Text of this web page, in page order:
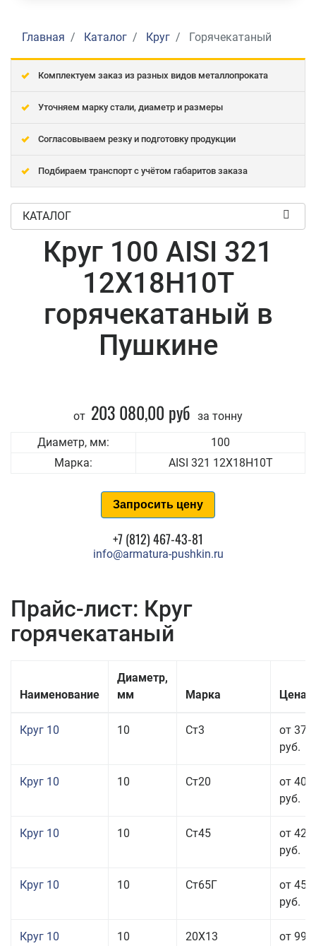
Главная Каталог Круг Горячекатаный
Комплектуем заказ из разных видов металлопроката
Уточняем марку стали, диаметр и размеры
Согласовываем резку и подготовку продукции
Подбираем транспорт с учётом габаритов заказа
КАТАЛОГ
Круг 100 AISI 321
12Х18Н10Т
горячекатаный в
Пушкине
от 203 080,00 руб за тонну
Диаметр, мм:
100
Марка:
AISI 321 12Х18Н10Т
Запросить цену
+7 (812) 467-43-81
info@armatura-pushkin.ru
Прайс-лист: Круг
горячекатаный
Наименование
Диаметр,
мм
Марка Цена
Круг 10 10 Ст3
от 37
руб.
Круг 10 10 Ст20
от 40
руб.
Круг 10 10 Ст45
от 42
руб.
Круг 10 10 Ст65Г
от 45
руб.
Круг 10 10 20Х13
от 99